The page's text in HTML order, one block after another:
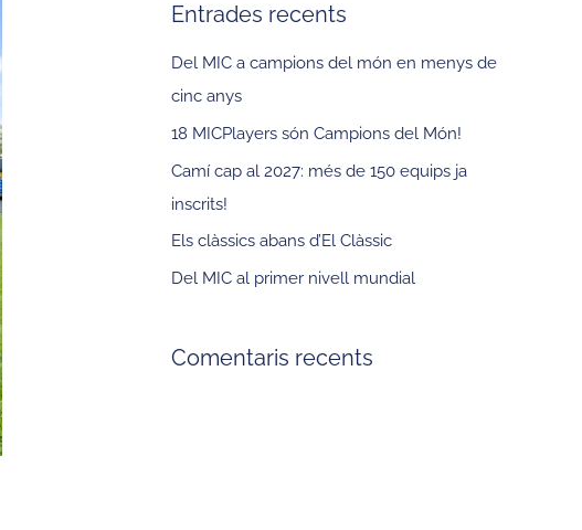
c
a
:
Entrades recents
Del MIC a campions del món en menys de
cinc anys
18 MICPlayers són Campions del Món!
Camí cap al 2027: més de 150 equips ja
inscrits!
Els clàssics abans d’El Clàssic
Del MIC al primer nivell mundial
Comentaris recents